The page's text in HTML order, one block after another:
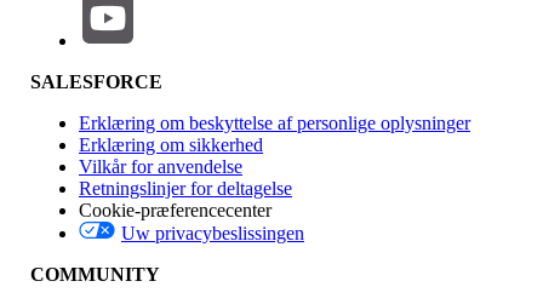
Funktionspåvirkning
Version
SALESFORCE
Erklæring om beskyttelse af personlige oplysninger
Erklæring om sikkerhed
Vilkår for anvendelse
Retningslinjer for deltagelse
Cookie-præferencecenter
Uw privacybeslissingen
COMMUNITY